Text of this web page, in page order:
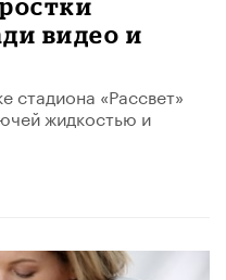
видео и
стадиона «Рассвет»
жидкостью и